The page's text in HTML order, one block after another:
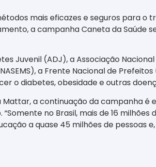
mais eficazes e seguros para o
a campanha Caneta da Saúde
Juvenil (ADJ), a Associação
a Frente Nacional de
o diabetes, obesidade e outras
a continuação da campanha
no Brasil, mais de 16 milhões
a quase 45 milhões de pessoas